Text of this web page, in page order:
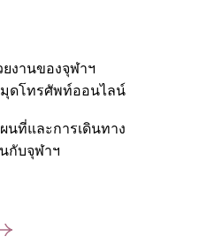
งานของจุฬาฯ
ดโทรศัพท์ออนไลน์
นที่และการเดินทาง
กับจุฬาฯ